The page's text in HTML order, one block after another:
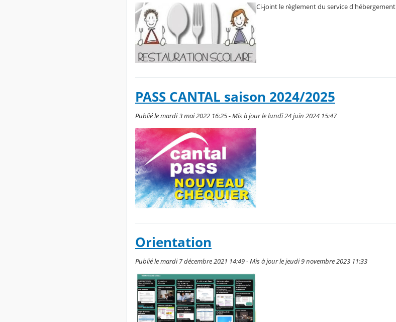
Ci-joint le règlement du service d'hébergement
PASS CANTAL saison 2024/2025
Publié le mardi 3 mai 2022 16:25 - Mis à jour le lundi 24 juin 2024 15:47
Orientation
Publié le mardi 7 décembre 2021 14:49 - Mis à jour le jeudi 9 novembre 2023 11:33